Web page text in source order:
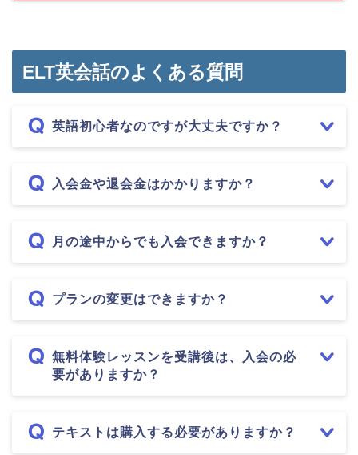
ELT英会話のよくある質問
英語初心者なのですが大丈夫ですか？
入会金や退会金はかかりますか？
月の途中からでも入会できますか？
プランの変更はできますか？
無料体験レッスンを受講後は、入会の必
要がありますか？
テキストは購入する必要がありますか？